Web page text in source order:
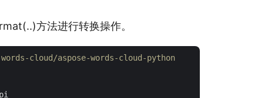
方法进行转换操作。
cloud/aspose-words-cloud-python